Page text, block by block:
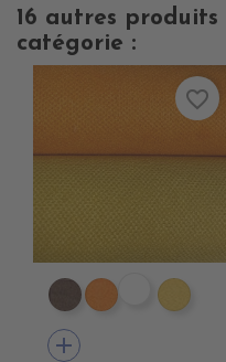
16 autres produits
catégorie :
ES1802 MARRON
ES1804ES1809
add
favorite_border